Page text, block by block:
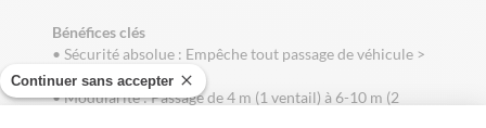
Continuer sans accepter
Bénéfices clés
• Sécurité absolue : Empêche tout passage de véhicule >
210 cm.
• Modularité : Passage de 4 m (1 ventail) à 6-10 m (2